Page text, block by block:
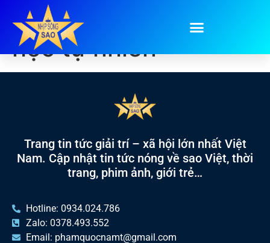
Tag:đại học khoa
học tự nhiên
Trang tin tức giải trí – xã hội lớn nhất Việt
Nam. Cập nhật tin tức nóng về sao Việt, thời
trang, phim ảnh, giới trẻ…
Hotline: 0934.024.786
Zalo: 0378.493.552
Email: phamquocnamt@gmail.com